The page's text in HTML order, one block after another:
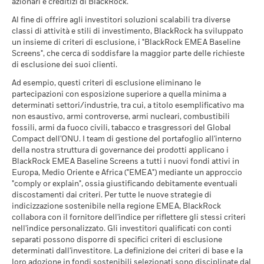
Possibile rimborso al netto dei costi
Favorevole
Possibile rimborso al netto dei costi
Rendimento medio per ciascun anno
Lo scenario di stress indica quale potrebbe essere l'importo
rimborsato in circostanze di mercato estreme.
MSCI - Tabacco
MSCI - Trasgressori del Global
Compact delle Nazioni Unite
al 06/08/2026
0,00%
MSCI - Carbone termico
al 06/08/2026
al 06/08/2026
Copertura del
Coinvolgimento Aziendale
31,36%
Percentuale del Fondo non
valutata
al 06/08/2026
68,64%
azionari e creditizi di BlackRock.
Al fine di offrire agli investitori soluzioni scalabili tra diverse
classi di attività e stili di investimento, BlackRock ha sviluppato
un insieme di criteri di esclusione, i "BlackRock EMEA Baseline
Screens", che cerca di soddisfare la maggior parte delle richieste
di esclusione dei suoi clienti.
Ad esempio, questi criteri di esclusione eliminano le
partecipazioni con esposizione superiore a quella minima a
determinati settori/industrie, tra cui, a titolo esemplificativo ma
non esaustivo, armi controverse, armi nucleari, combustibili
fossili, armi da fuoco civili, tabacco e trasgressori del Global
Compact dell'ONU. I team di gestione del portafoglio all'interno
della nostra struttura di governance dei prodotti applicano i
BlackRock EMEA Baseline Screens a tutti i nuovi fondi attivi in
Europa, Medio Oriente e Africa ("EMEA") mediante un approccio
"comply or explain", ossia giustificando debitamente eventuali
discostamenti dai criteri. Per tutte le nuove strategie di
indicizzazione sostenibile nella regione EMEA, BlackRock
collabora con il fornitore dell'indice per riflettere gli stessi criteri
nell'indice personalizzato. Gli investitori qualificati con conti
separati possono disporre di specifici criteri di esclusione
determinati dall'investitore. La definizione dei criteri di base e la